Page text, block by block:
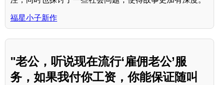
福星小子新作
"老公，听说现在流行‘雇佣老公’服
务，如果我付你工资，你能保证随叫